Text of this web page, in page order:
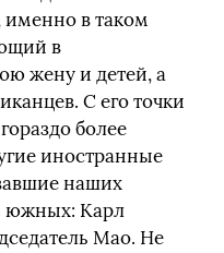
именно в таком
в
жену и детей, а
С его точки
более
иностранные
наших
южных: Карл
Мао. Не